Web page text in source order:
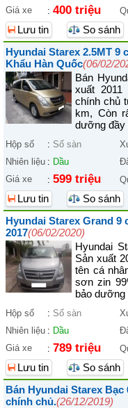
Giá xe
: 400 triệu
Lưu tin
So sánh
Hyundai Starex 2.5MT 9
Khẩu Hàn Quốc(06/02/
Bán
xuất
chính chủ
km, Còn
dưỡng đầy
Hộp số : Số sàn
Nhiên liệu : Dầu
Giá xe
: 599 triệu
Lưu tin
So sánh
Hyundai Starex Grand 9
2017(06/02/2020)
Hyundai
Sản xuất
tên cá
sơn zin
bảo dưỡng
Hộp số : Số sàn
Nhiên liệu : Dầu
Giá xe
: 789 triệu
Lưu tin
So sánh
Bán Hyundai Starex Bạc
chính chủ.(26/12/2019)